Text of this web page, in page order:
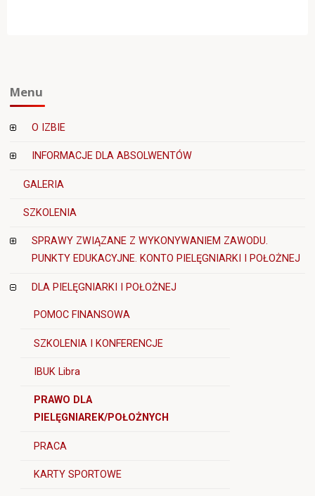
Menu
O IZBIE
INFORMACJE DLA ABSOLWENTÓW
GALERIA
SZKOLENIA
SPRAWY ZWIĄZANE Z WYKONYWANIEM ZAWODU.
PUNKTY EDUKACYJNE. KONTO PIELĘGNIARKI I POŁOŻNEJ
DLA PIELĘGNIARKI I POŁOŻNEJ
POMOC FINANSOWA
SZKOLENIA I KONFERENCJE
IBUK Libra
PRAWO DLA
PIELĘGNIAREK/POŁOŻNYCH
PRACA
KARTY SPORTOWE